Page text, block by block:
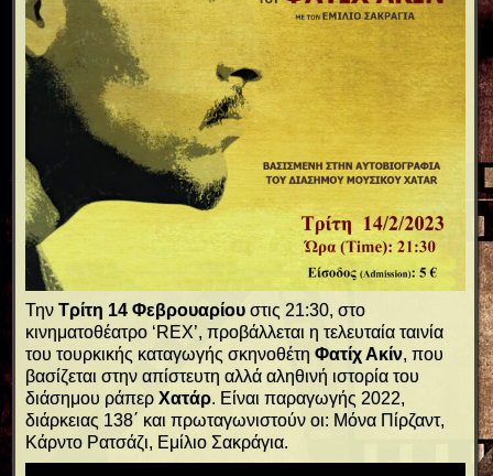
Την Τρίτη 14 Φεβρουαρίουστις 21:30, στο
κινηματοθέατρο ‘RΕΧ’, προβάλλεται η τελευταία ταινία
του τουρκικής καταγωγής σκηνοθέτη Φατίχ Ακίν, που
βασίζεται στην απίστευτη αλλά αληθινή ιστορία του
διάσημου ράπερ Χατάρ. Είναι παραγωγής 2022,
διάρκειας 138΄ και πρωταγωνιστούν οι: Μόνα Πίρζαντ,
Κάρντο Ρατσάζι, Εμίλιο Σακράγια.